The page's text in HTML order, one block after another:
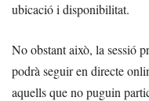
ubicació i disponibilitat.
No obstant això, la sessió
podrà seguir en directe
aquells que no puguin